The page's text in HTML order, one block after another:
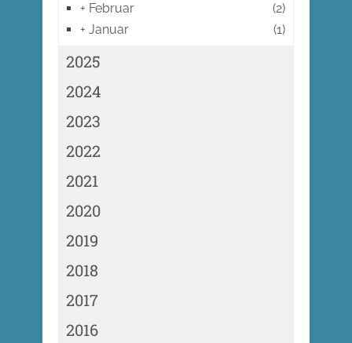
+ Februar
(2)
+ Januar (1)
2025
2024
2023
2022
2021
2020
2019
2018
2017
2016